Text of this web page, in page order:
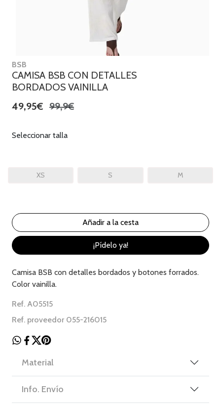
BSB
CAMISA BSB CON DETALLES
BORDADOS VAINILLA
49,95€ 99,9€
Seleccionar talla
XS S M
¡Pídelo ya!
Camisa BSB con detalles bordados y botones forrados.
Color vainilla.
Ref. A05515
Ref. proveedor 055-216015
Material
Info. Envío